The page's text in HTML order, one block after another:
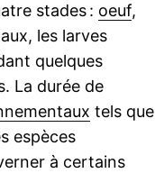
stades : oeuf,
les larves
quelques
La durée de
tels que
espèces
à certains